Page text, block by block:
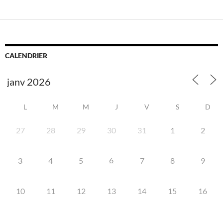
CALENDRIER
L M M J V S D
27 28 29 30 31 1 2
3 4 5 6 7 8 9
10 11 12 13 14 15 16